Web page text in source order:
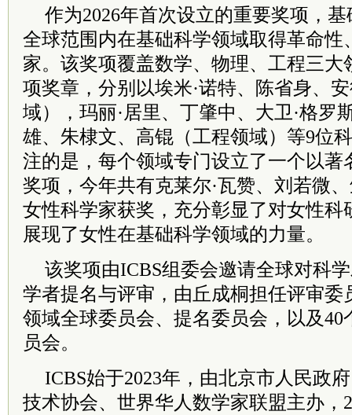
作为2026年首次设立的重要奖项，
全球范围内在基础科学领域取得革命性
家。该奖项覆盖数学、物理、工程三大
项奖章，分别以埃米·诺特、陈省身、
域），玛丽·居里、丁肇中、大卫·格罗
雄、朱棣文、高锟（工程领域）等9位
注的是，每个领域专门设立了一个以著
奖项，今年共有克莱尔·瓦赞、刘若微
女性科学家获奖，充分彰显了对女性科
展现了女性在基础科学领域的力量。
该奖项由ICBS组委会邀请全球对科
学者提名与评审，由丘成桐担任评审委
领域全球委员会、提名委员会，以及40
员会。
ICBS始于2023年，由北京市人民政
技术协会、世界华人数学家联盟主办，